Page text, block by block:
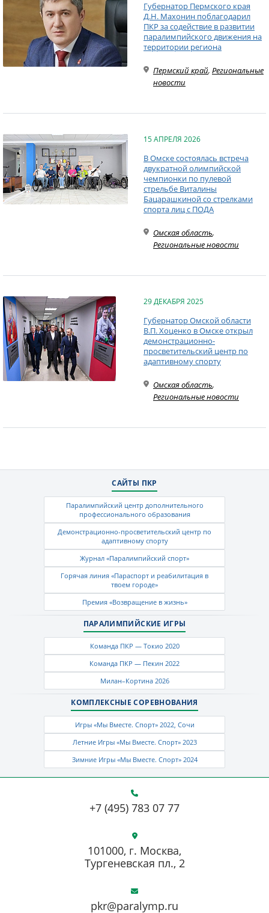
Губернатор Пермского края
Д.Н. Махонин поблагодарил
ПКР за содействие в развитии
паралимпийского движения на
территории региона
Пермский край, Региональные
новости
15 АПРЕЛЯ 2026
В Омске состоялась встреча
двукратной олимпийской
чемпионки по пулевой
стрельбе Виталины
Бацарашкиной со стрелками
спорта лиц с ПОДА
Омская область,
Региональные новости
29 ДЕКАБРЯ 2025
Губернатор Омской области
В.П. Хоценко в Омске открыл
демонстрационно-
просветительский центр по
адаптивному спорту
Омская область,
Региональные новости
САЙТЫ ПКР
Паралимпийский центр дополнительного
профессионального образования
Демонстрационно-просветительский центр по
адаптивному спорту
Журнал «Паралимпийский спорт»
Горячая линия «Параспорт и реабилитация в
твоем городе»
Премия «Возвращение в жизнь»
ПАРАЛИМПИЙСКИЕ ИГРЫ
Команда ПКР — Токио 2020
Команда ПКР — Пекин 2022
Милан–Кортина 2026
КОМПЛЕКСНЫЕ СОРЕВНОВАНИЯ
Игры «Мы Вместе. Спорт» 2022, Сочи
Летние Игры «Мы Вместе. Спорт» 2023
Зимние Игры «Мы Вместе. Спорт» 2024
+7 (495) 783 07 77
pkr@paralymp.ru
101000, г. Москва,
Тургеневская пл., 2